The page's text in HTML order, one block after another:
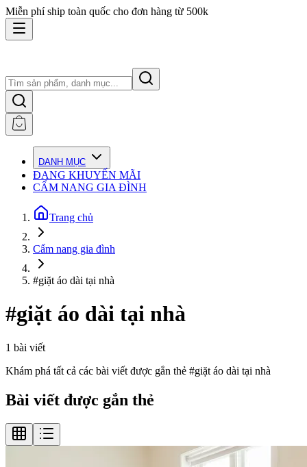
Miễn phí ship toàn quốc cho đơn hàng từ 500k
DANH MỤC
ĐANG KHUYẾN MÃI
CẨM NANG GIA ĐÌNH
Trang chủ
Cẩm nang gia đình
#giặt áo dài tại nhà
#giặt áo dài tại nhà
1 bài viết
Khám phá tất cả các bài viết được gắn thẻ #giặt áo dài tại nhà
Bài viết được gắn thẻ